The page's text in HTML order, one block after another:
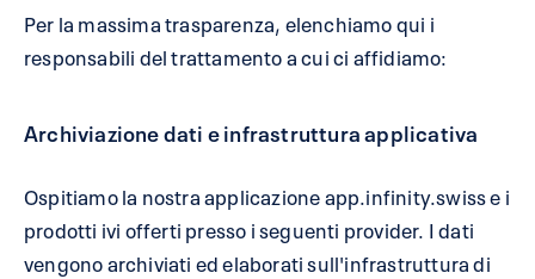
Per la massima trasparenza, elenchiamo qui i
responsabili del trattamento a cui ci affidiamo:
Archiviazione dati e infrastruttura applicativa
Ospitiamo la nostra applicazione app.infinity.swiss e i
prodotti ivi offerti presso i seguenti provider. I dati
vengono archiviati ed elaborati sull'infrastruttura di